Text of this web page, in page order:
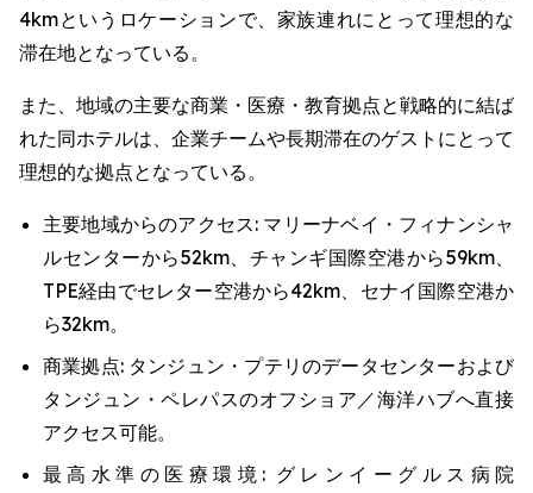
4kmというロケーションで、家族連れにとって理想的な
滞在地となっている。
また、地域の主要な商業・医療・教育拠点と戦略的に結ば
れた同ホテルは、企業チームや長期滞在のゲストにとって
理想的な拠点となっている。
主要地域からのアクセス: マリーナベイ・フィナンシャ
ルセンターから52km、チャンギ国際空港から59km、
TPE経由でセレター空港から42km、セナイ国際空港か
ら32km。
商業拠点: タンジュン・プテリのデータセンターおよび
タンジュン・ペレパスのオフショア／海洋ハブへ直接
アクセス可能。
最高水準の医療環境: グレンイーグルス病院